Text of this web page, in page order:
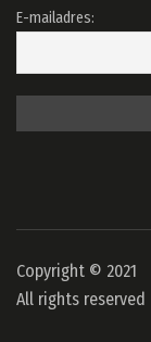
E-mailadres:
Copyright © 2021
All rights reserved